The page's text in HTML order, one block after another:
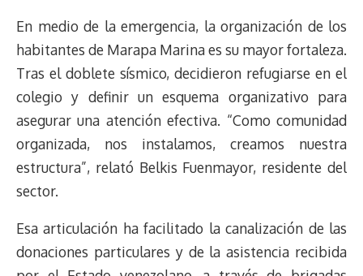
En medio de la emergencia, la organización de los
habitantes de Marapa Marina es su mayor fortaleza.
Tras el doblete sísmico, decidieron refugiarse en el
colegio y definir un esquema organizativo para
asegurar una atención efectiva. “Como comunidad
organizada, nos instalamos, creamos nuestra
estructura”, relató Belkis Fuenmayor, residente del
sector.
Esa articulación ha facilitado la canalización de las
donaciones particulares y de la asistencia recibida